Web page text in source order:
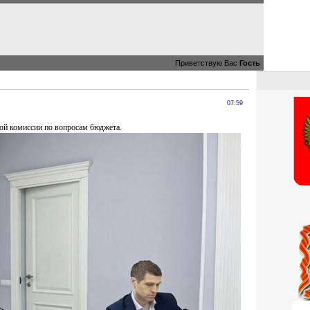
Приветствую Вас Гость
07:59
комиссии по вопросам бюджета.